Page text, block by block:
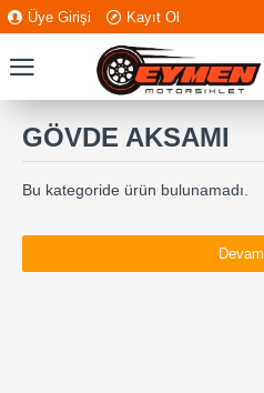
Üye Girişi Kayıt Ol
GÖVDE AKSAMI
Bu kategoride ürün bulunamadı.
Devam